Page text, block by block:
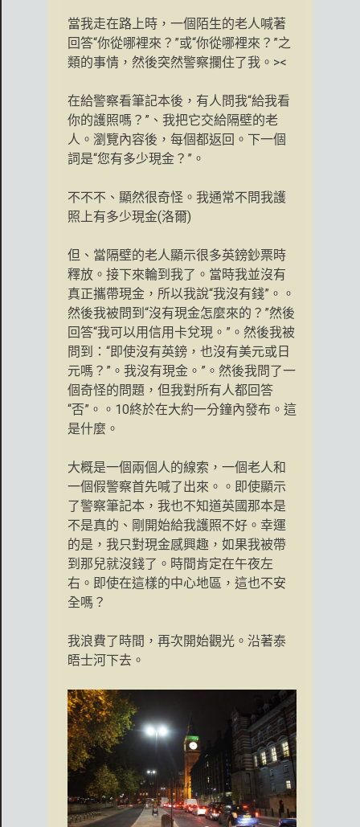
當我走在路上時，一個陌生的老人喊著
回答“你從哪裡來？”或“你從哪裡來？”之
類的事情，然後突然警察攔住了我。><
在給警察看筆記本後，有人問我“給我看
你的護照嗎？”、我把它交給隔壁的老
人。瀏覽內容後，每個都返回。下一個
詞是“您有多少現金？”。
不不不、顯然很奇怪。我通常不問我護
照上有多少現金(洛爾)
但、當隔壁的老人顯示很多英鎊鈔票時
釋放。接下來輪到我了。當時我並沒有
真正攜帶現金，所以我說“我沒有錢”。。
然後我被問到“沒有現金怎麼來的？”然後
回答“我可以用信用卡兌現。”。然後我被
問到：“即使沒有英鎊，也沒有美元或日
元嗎？”。我沒有現金。”。然後我問了一
個奇怪的問題，但我對所有人都回答
“否”。。10終於在大約一分鐘內發布。這
是什麼。
大概是一個兩個人的線索，一個老人和
一個假警察首先喊了出來。。即使顯示
了警察筆記本，我也不知道英國那本是
不是真的、剛開始給我護照不好。幸運
的是，我只對現金感興趣，如果我被帶
到那兒就沒錢了。時間肯定在午夜左
右。即使在這樣的中心地區，這也不安
全嗎？
我浪費了時間，再次開始觀光。沿著泰
晤士河下去。